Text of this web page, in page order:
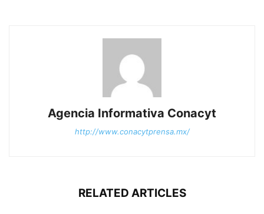
Agencia Informativa Conacyt
http://www.conacytprensa.mx/
RELATED ARTICLES